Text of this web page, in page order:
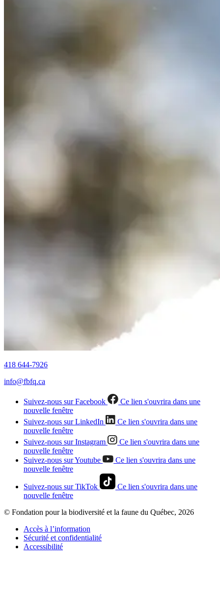
418 644-7926
info@fbfq.ca
Suivez-nous sur Facebook
Ce lien s'ouvrira dans une
nouvelle fenêtre
Suivez-nous sur LinkedIn
Ce lien s'ouvrira dans une
nouvelle fenêtre
Suivez-nous sur Instagram
Ce lien s'ouvrira dans une
nouvelle fenêtre
Suivez-nous sur Youtube
Ce lien s'ouvrira dans une
nouvelle fenêtre
Suivez-nous sur TikTok
Ce lien s'ouvrira dans une
nouvelle fenêtre
© Fondation pour la biodiversité et la faune du Québec, 2026
Accès à l’information
Sécurité et confidentialité
Accessibilité